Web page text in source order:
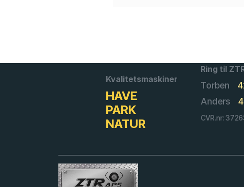
Kvalitetsmaskiner
HAVE
PARK
NATUR
Ring til
Torben
Anders
CVR.nr: